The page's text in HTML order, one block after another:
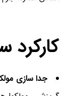
کارکرد
جدا سازی